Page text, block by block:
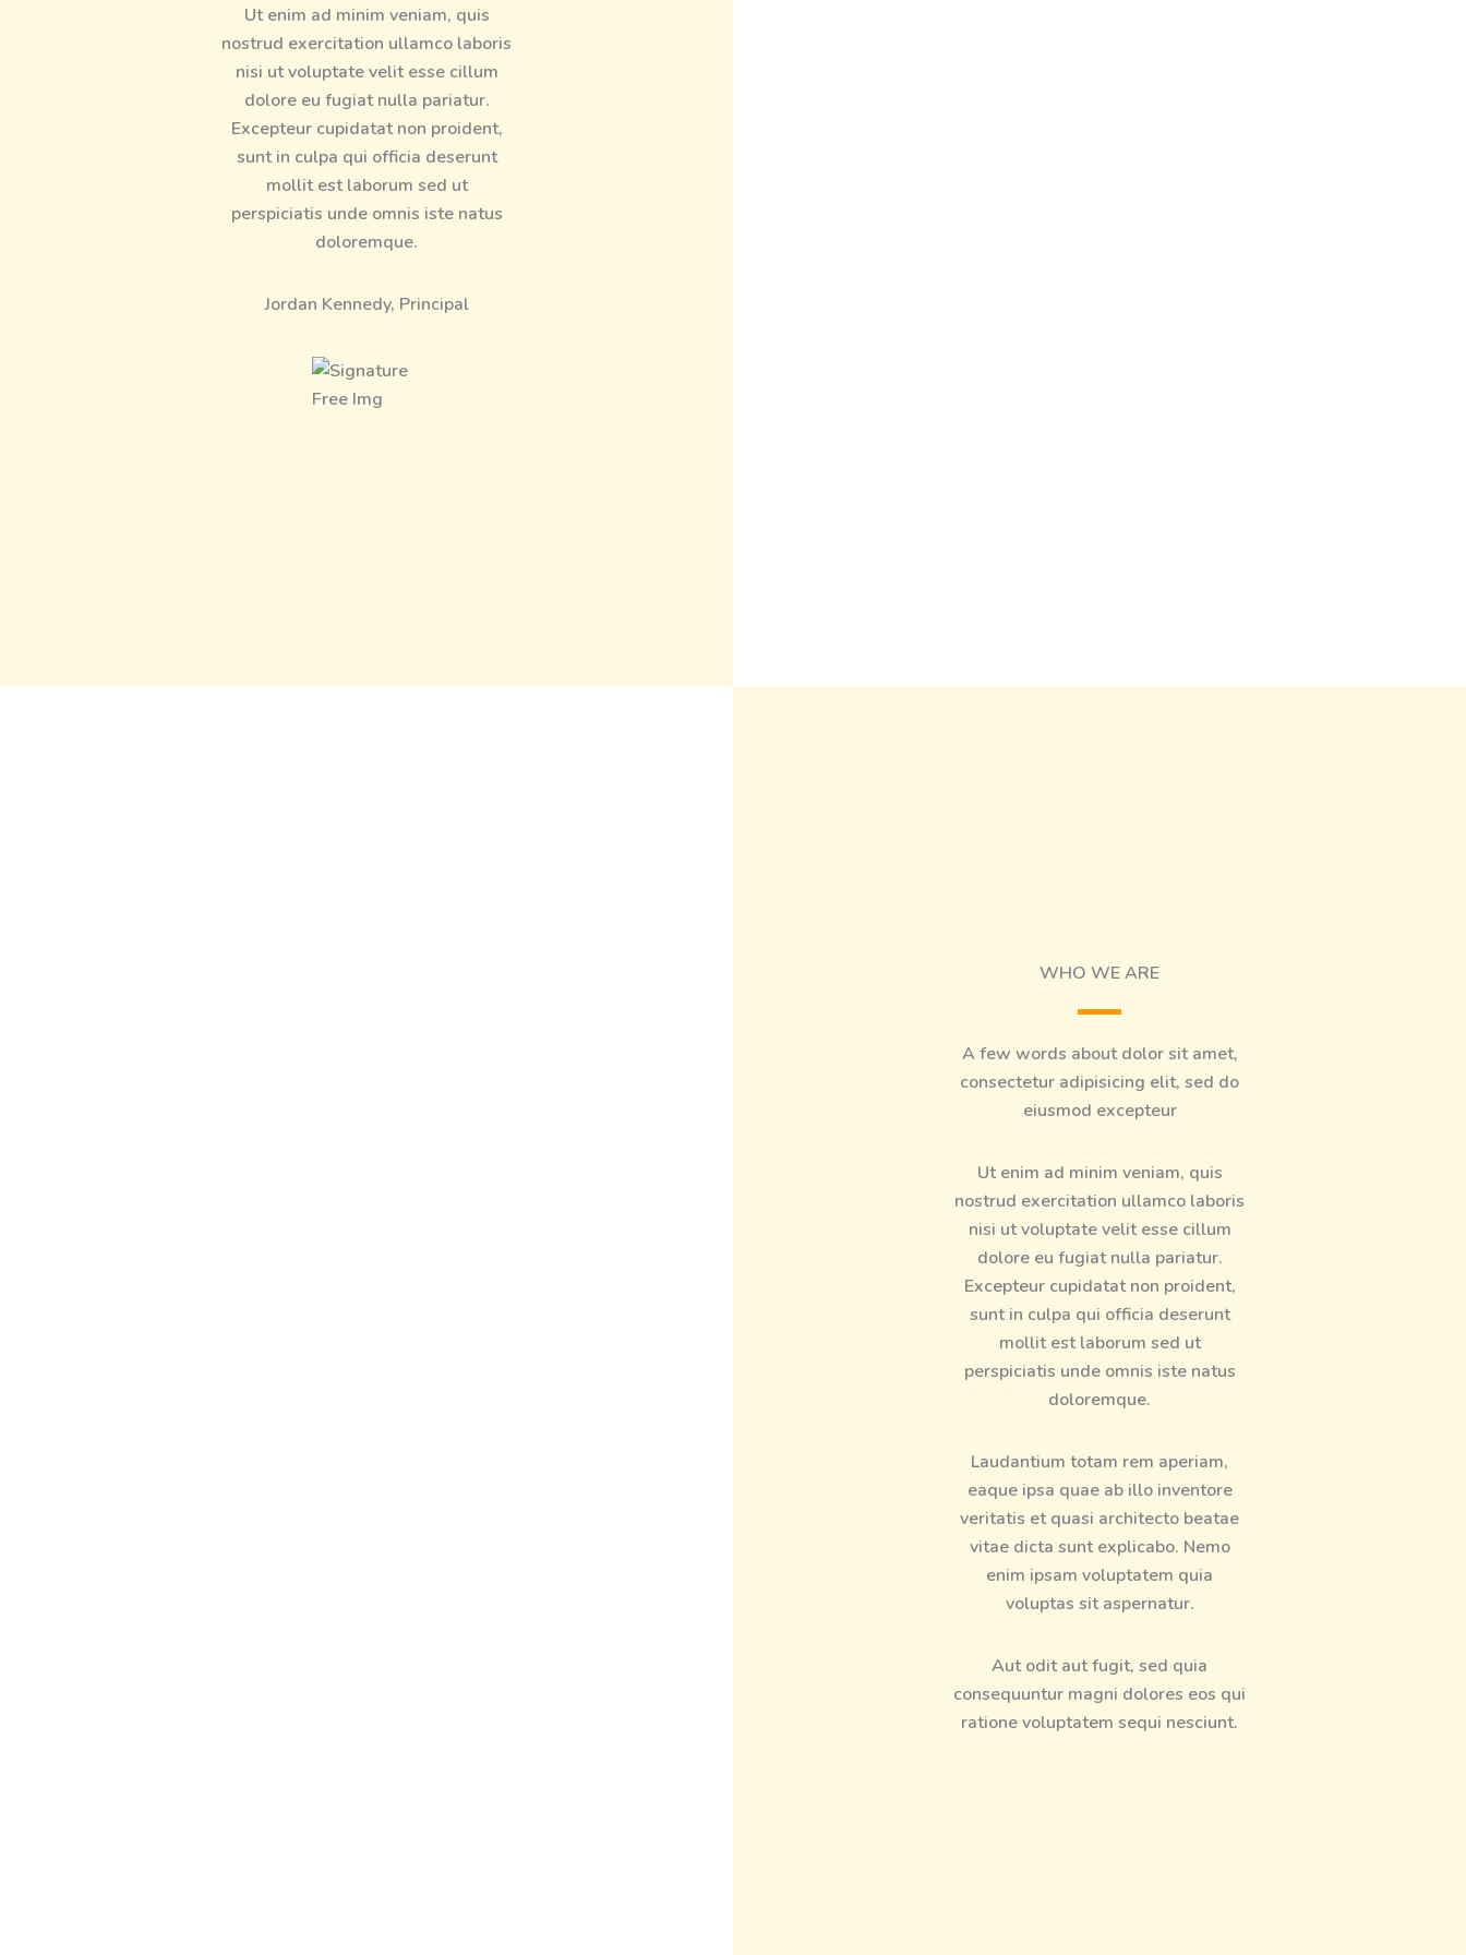
Ut enim ad minim veniam, quis
nostrud exercitation ullamco laboris
nisi ut voluptate velit esse cillum
dolore eu fugiat nulla pariatur.
Excepteur cupidatat non proident,
sunt in culpa qui officia deserunt
mollit est laborum sed ut
perspiciatis unde omnis iste natus
doloremque.
Jordan Kennedy, Principal
WHO WE ARE
A few words about dolor sit amet,
consectetur adipisicing elit, sed do
eiusmod excepteur
Ut enim ad minim veniam, quis
nostrud exercitation ullamco laboris
nisi ut voluptate velit esse cillum
dolore eu fugiat nulla pariatur.
Excepteur cupidatat non proident,
sunt in culpa qui officia deserunt
mollit est laborum sed ut
perspiciatis unde omnis iste natus
doloremque.
Laudantium totam rem aperiam,
eaque ipsa quae ab illo inventore
veritatis et quasi architecto beatae
vitae dicta sunt explicabo. Nemo
enim ipsam voluptatem quia
voluptas sit aspernatur.
Aut odit aut fugit, sed quia
consequuntur magni dolores eos qui
ratione voluptatem sequi nesciunt.